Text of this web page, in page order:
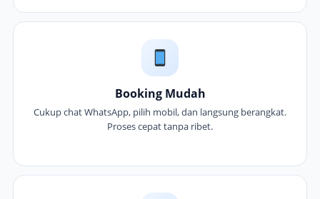
Booking Mudah
Cukup chat WhatsApp, pilih mobil, dan langsung berangkat.
Proses cepat tanpa ribet.